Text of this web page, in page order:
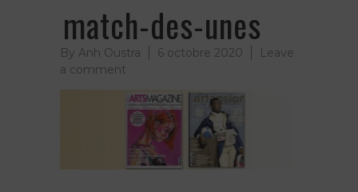
match-des-unes
By Anh Oustra 6 octobre 2020
Leave
a commenton
des-
unes